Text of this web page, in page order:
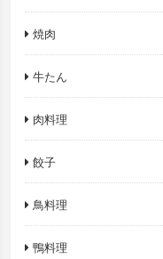
焼肉
牛たん
肉料理
餃子
鳥料理
鴨料理